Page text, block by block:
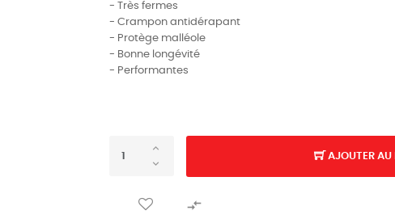
- Très fermes
- Crampon antidérapant
- Protège malléole
- Bonne longévité
- Performantes
AJOUTER AU
